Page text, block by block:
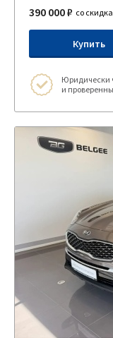
390 000 ₽ со
Купить
Юридически
и